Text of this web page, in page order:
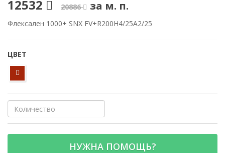
12532 20886 за м. п.
Флексален 1000+ SNX FV+R200H4/25A2/25
ЦВЕТ
НУЖНА ПОМОЩЬ?